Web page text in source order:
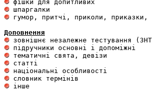
гумор, притчі, приколи, приказки,
Доповнення
інше